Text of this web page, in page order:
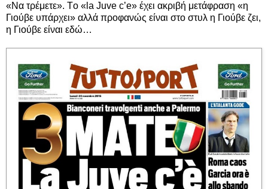
«Να τρέμετε». Τo «la Juve c’e» έχει ακριβή μετάφραση «η
Γιούβε υπάρχει» αλλά προφανώς είναι στο στυλ η Γιούβε ζει,
η Γιούβε είναι εδώ…